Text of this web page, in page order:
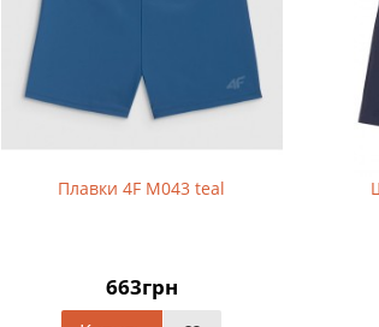
Шорты мужские 4F M134